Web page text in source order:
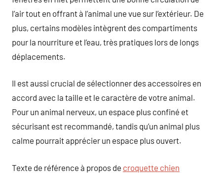
l’air tout en offrant à l’animal une vue sur l’extérieur. De
plus, certains modèles intègrent des compartiments
pour la nourriture et l’eau, très pratiques lors de longs
déplacements.
Il est aussi crucial de sélectionner des accessoires en
accord avec la taille et le caractère de votre animal.
Pour un animal nerveux, un espace plus confiné et
sécurisant est recommandé, tandis qu’un animal plus
calme pourrait apprécier un espace plus ouvert.
Texte de référence à propos de croquette chien